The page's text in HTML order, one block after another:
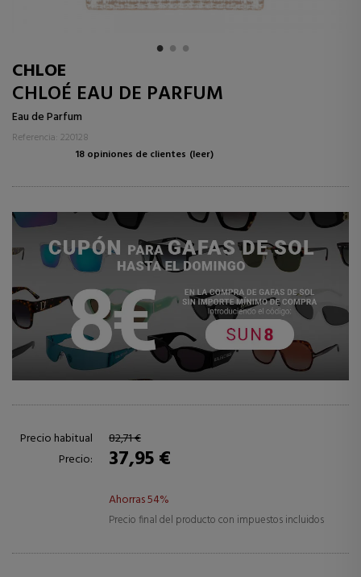
CHLOE
CHLOÉ EAU DE PARFUM
Eau de Parfum
Referencia: 220128
18 opiniones de clientes (leer)
Precio habitual
82,71 €
Precio:
37,95 €
Ahorras 54%
Precio final del producto con impuestos incluidos